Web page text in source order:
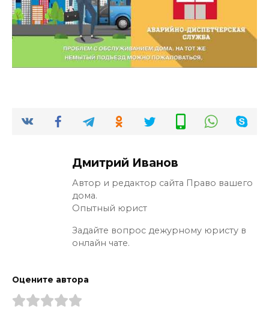
Дмитрий Иванов
Автор и редактор сайта Право вашего
дома.
Опытный юрист
Задайте вопрос дежурному юристу в
онлайн чате.
Оцените автора